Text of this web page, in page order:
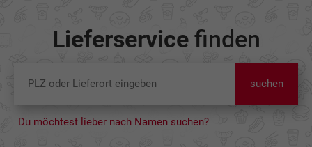
Lieferservicefinden
suchen
Du möchtest lieber nach Namen suchen?